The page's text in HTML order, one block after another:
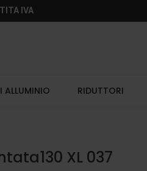
IVA
ALLUMINIO RIDUTTORI
XL 037